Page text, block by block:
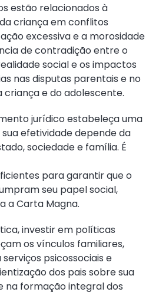
estão relacionados à
criança em conflitos
excessiva e a morosidade
de contradição entre o
social e os impactos
nas disputas parentais e no
e do adolescente.
jurídico estabeleça uma
efetividade depende da
sociedade e família. É
para garantir que o
seu papel social,
a Carta Magna.
investir em políticas
os vínculos familiares,
psicossociais e
dos pais sobre sua
na formação integral dos